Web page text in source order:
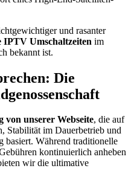
und rasanter
IPTV Umschaltzeiten im
bekannt ist.
Die
von unserer Webseite, die auf
Stabilität im Dauerbetrieb und
basiert. Während traditionelle
kontinuierlich anheben
wir die ultimative